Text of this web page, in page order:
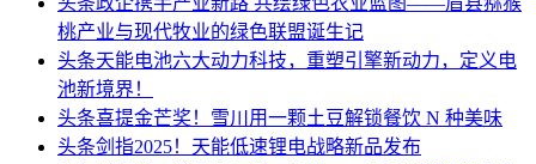
桃产业与现代牧业的绿色联盟诞生记
头条天能电池六大动力科技，重塑引擎新动力，定义电
池新境界！
头条喜提金芒奖！雪川用一颗土豆解锁餐饮 N 种美味
头条剑指2025！天能低速锂电战略新品发布